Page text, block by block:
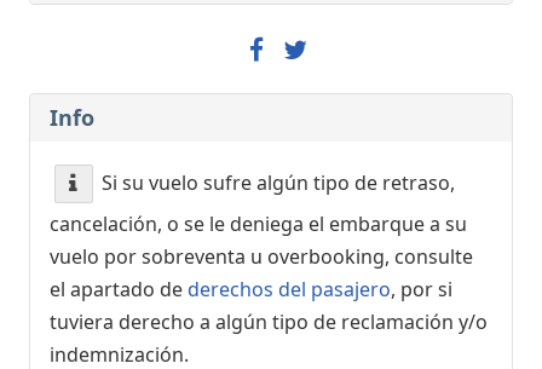
Info
Si su vuelo sufre algún tipo de retraso,
cancelación, o se le deniega el embarque a su
vuelo por sobreventa u overbooking, consulte
el apartado dederechos del pasajero, por si
tuviera derecho a algún tipo de reclamación y/o
indemnización.